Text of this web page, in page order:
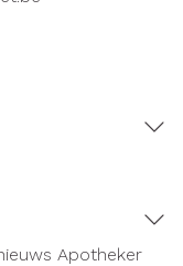
Apotheker